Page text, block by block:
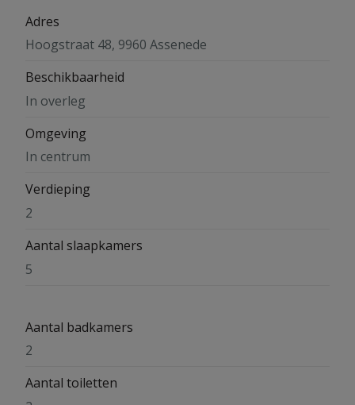
Adres
Hoogstraat 48, 9960 Assenede
Beschikbaarheid
In overleg
Omgeving
In centrum
Verdieping
2
Aantal slaapkamers
5
Aantal badkamers
2
Aantal toiletten